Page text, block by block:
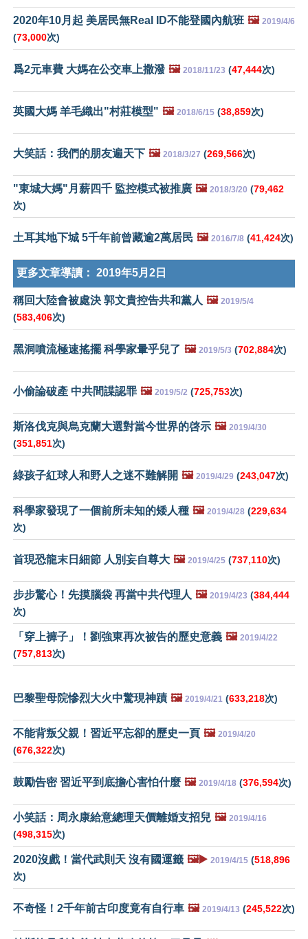
2020年10月起 美居民無Real ID不能登國內航班 🖼️ 2019/4/6
(73,000次)
爲2元車費 大媽在公交車上撒潑 🖼️ 2018/11/23 (47,444次)
英國大媽 羊毛織出"村莊模型" 🖼️ 2018/6/15 (38,859次)
大笑話：我們的朋友遍天下 🖼️ 2018/3/27 (269,566次)
"東城大媽"月薪四千 監控模式被推廣 🖼️ 2018/3/20 (79,462
次)
土耳其地下城 5千年前曾藏逾2萬居民 🖼️ 2016/7/8 (41,424次)
更多文章導讀： 2019年5月2日
稱回大陸會被處決 郭文貴控告共和黨人 🖼️ 2019/5/4
(583,406次)
黑洞噴流極速搖擺 科學家暈乎兒了 🖼️ 2019/5/3 (702,884次)
小偷論破產 中共間諜認罪 🖼️ 2019/5/2 (725,753次)
斯洛伐克與烏克蘭大選對當今世界的啓示 🖼️ 2019/4/30
(351,851次)
綠孩子紅球人和野人之迷不難解開 🖼️ 2019/4/29 (243,047次)
科學家發現了一個前所未知的矮人種 🖼️ 2019/4/28 (229,634
次)
首現恐龍末日細節 人別妄自尊大 🖼️ 2019/4/25 (737,110次)
步步驚心！先摸腦袋 再當中共代理人 🖼️ 2019/4/23 (384,444
次)
「穿上褲子」！劉強東再次被告的歷史意義 🖼️ 2019/4/22
(757,813次)
巴黎聖母院慘烈大火中驚現神蹟 🖼️ 2019/4/21 (633,218次)
不能背叛父親！習近平忘卻的歷史一頁 🖼️ 2019/4/20
(676,322次)
鼓勵告密 習近平到底擔心害怕什麼 🖼️ 2019/4/18 (376,594次)
小笑話：周永康給意總理天價離婚支招兒 🖼️ 2019/4/16
(498,315次)
2020沒戲！當代武則天 沒有國運籤 🖼️▶️ 2019/4/15 (518,896
次)
不奇怪！2千年前古印度竟有自行車 🖼️ 2019/4/13 (245,522次)